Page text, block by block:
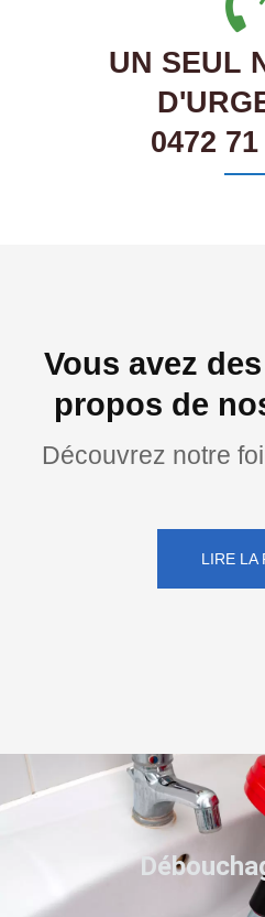
UN SEUL
0472
Vous avez
propos de
Découvrez notre
LIRE LA